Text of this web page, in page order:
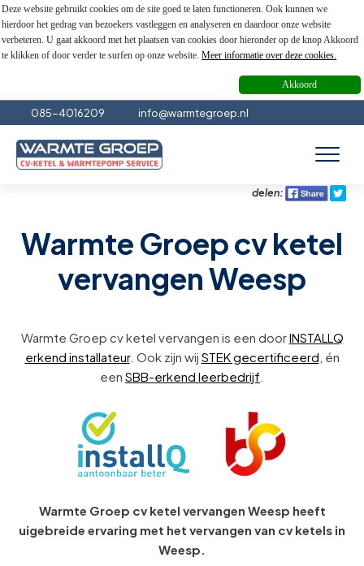
Deze website gebruikt cookies om de site goed te laten functioneren. Ook kunnen we
hierdoor het gedrag van bezoekers vastleggen en analyseren en daardoor onze website
verbeteren. U gaat akkoord met het plaatsen van cookies door hieronder op de knop Akkoord
te klikken of door verder te surfen op onze website.Meer informatie over deze cookies.
Akkoord
085-4016209 info@warmtegroep.nl
delen:
Warmte Groep cv ketel
vervangen Weesp
Warmte Groep cv ketel vervangen is een doorINSTALLQ
erkend installateur. Ook zijn wij STEK gecertificeerd , én
een SBB-erkend leerbedrijf
Warmte Groep cv ketel vervangen Weesp heeft
uigebreide ervaring met het vervangen van cv ketels in
Weesp.